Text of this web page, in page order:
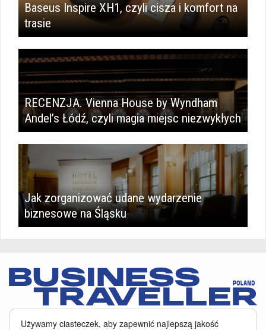
Baseus Inspire XH1, czyli cisza i komfort na
trasie
RECENZJA. Vienna House by Wyndham
Andel’s Łódź, czyli magia miejsc niezwykłych
Jak zorganizować udane wydarzenie
biznesowe na Śląsku
technologie o analogicznym charakterze, przede wszystkim w celu
Używamy ciasteczek, aby zapewnić najlepszą jakość